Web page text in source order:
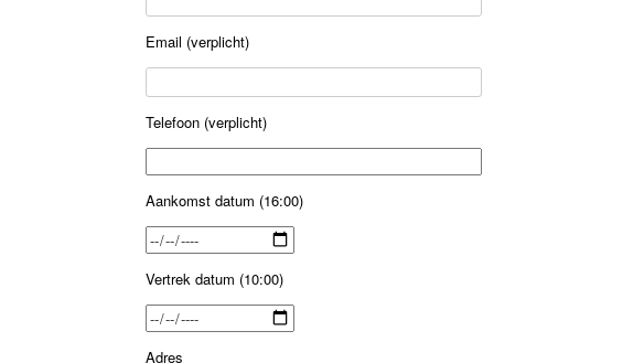
Email (verplicht)
Telefoon (verplicht)
Aankomst datum (16:00)
Vertrek datum (10:00)
Adres